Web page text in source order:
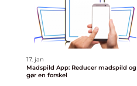
17. jan
Madspild App: Reducer madspild og
gør en forskel